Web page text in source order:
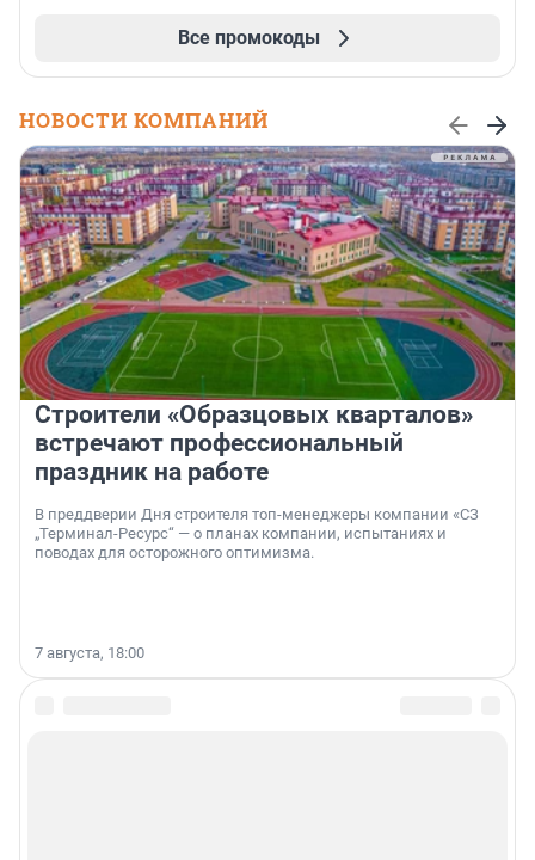
Все промокоды
НОВОСТИ КОМПАНИЙ
Строители «Образцовых кварталов»
встречают профессиональный
праздник на работе
В преддверии Дня строителя топ-менеджеры компании «СЗ
„Терминал-Ресурс“ — о планах компании, испытаниях и
поводах для осторожного оптимизма.
7 августа, 18:00